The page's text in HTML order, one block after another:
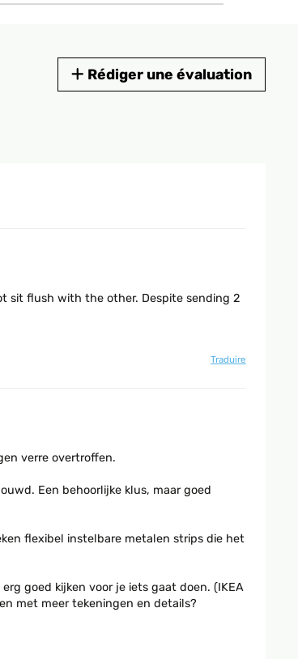
Rédiger une évaluation
sit flush with the other. Despite sending 2
Traduire
verre overtroffen.
Een behoorlijke klus, maar goed
flexibel instelbare metalen strips die het
goed kijken voor je iets gaat doen. (IKEA
met meer tekeningen en details?